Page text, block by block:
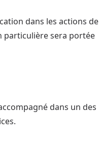
dans les actions de
particulière sera portée
dans un des